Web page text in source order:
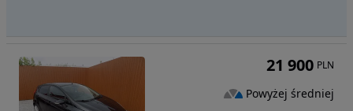
21 900 PLN
Powyżej średniej